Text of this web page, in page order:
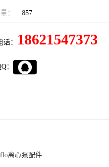
： 857
： 18621547373
：
离心泵配件